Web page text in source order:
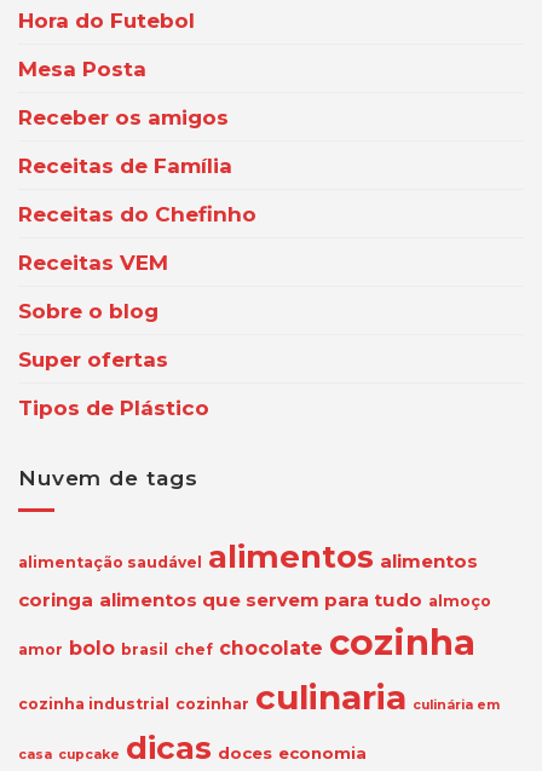
Hora do Futebol
Mesa Posta
Receber os amigos
Receitas de Família
Receitas do Chefinho
Receitas VEM
Sobre o blog
Super ofertas
Tipos de Plástico
Nuvem de tags
alimentação saudável alimentos alimentos
coringa alimentos que servem para tudo almoço
amor bolo brasil chef chocolate cozinha
cozinha industrial cozinhar culinaria culinária em
casa cupcake dicas doces economia